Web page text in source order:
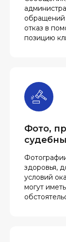
обращений
отказ в
позицию
Фото,
здоровья,
условий
могут